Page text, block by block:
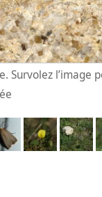
Survolez l’image